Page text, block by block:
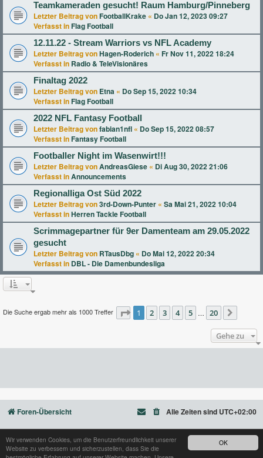
OK
Wir verwenden Cookies, um die Benutzerfreundlichkeit unserer
Website zu verbessern und sicherzustellen, dass Sie die
Teamkameraden gesucht! Raum Hamburg/Pinneberg
Letzter Beitrag von FootballKrake « Do Jan 12, 2023 09:27
Verfasst in Flag Football
12.11.22 - Stream Warriors vs NFL Academy
Letzter Beitrag vonHagen-Roderich « Fr Nov 11, 2022 18:24
Verfasst in Radio & TeleVisionäres
Finaltag 2022
Letzter Beitrag von Etna « Do Sep 15, 2022 10:34
Verfasst in Flag Football
2022 NFL Fantasy Football
Letzter Beitrag vonfabian1nfl « Do Sep 15, 2022 08:57
Verfasst in Fantasy Football
Footballer Night im Wasenwirt!!!
Letzter Beitrag vonAndreasGiese « Di Aug 30, 2022 21:06
Verfasst inAnnouncements
Regionalliga Ost Süd 2022
Letzter Beitrag von3rd-Down-Punter « Sa Mai 21, 2022 10:04
Verfasst inHerren Tackle Football
Scrimmagepartner für 9er Damenteam am 29.05.2022
gesucht
Letzter Beitrag von RTausDbg « Do Mai 12, 2022 20:34
Verfasst in DBL - Die Damenbundesliga
Die Suche ergab mehr als 1000 Treffer Seite1 von 20
1 2 3 4 5 … 20
Gehe zu
Foren-Übersicht Alle Zeiten sind UTC+02:00
Powered byphpBB® Forum Software © phpBB Limited